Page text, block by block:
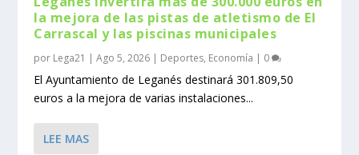
la mejora de las pistas de atletismo de El
Carrascal y las piscinas municipales
por Lega21 |Ago 5, 2026 | Deportes, Economía | 0
El Ayuntamiento de Leganés destinará 301.809,50
euros a la mejora de varias instalaciones...
LEE MAS